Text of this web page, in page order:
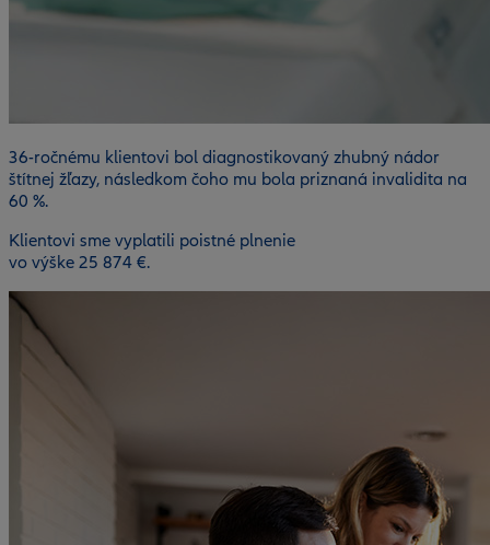
36-ročnému klientovi bol diagnostikovaný zhubný nádor
štítnej žľazy, následkom čoho mu bola priznaná invalidita na
60 %.
Klientovi sme vyplatili poistné plnenie
vo výške 25 874 €.